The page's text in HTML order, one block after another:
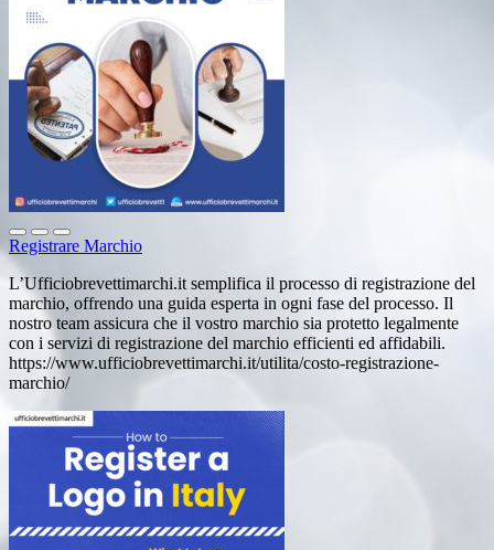
Registrare Marchio
L’Ufficiobrevettimarchi.it semplifica il processo di registrazione del
marchio, offrendo una guida esperta in ogni fase del processo. Il
nostro team assicura che il vostro marchio sia protetto legalmente
con i servizi di registrazione del marchio efficienti ed affidabili.
https://www.ufficiobrevettimarchi.it/utilita/costo-registrazione-
marchio/